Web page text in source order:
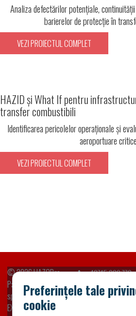
Analiza defectărilor potențiale,
barierelor de protecție în
VEZI PROIECTUL COMPLET
HAZID și What If pentru
transfer combustibili
Identificarea pericolelor operaționale și
aeroportuare
VEZI PROIECTUL COMPLET
Preferințele tale
cookie
+40745 039 773
© 2026HAZOP.ro
Parte din platformele
specializate ADRIA
EXPERT